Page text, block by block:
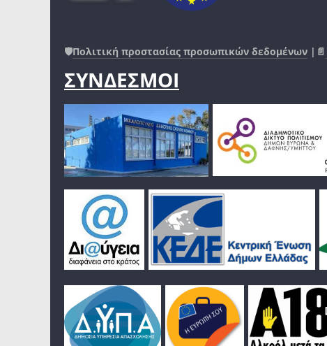
🛡️Πολιτική προστασίας προσωπικών δεδομένων |📄
ΣΥΝΔΕΣΜΟΙ